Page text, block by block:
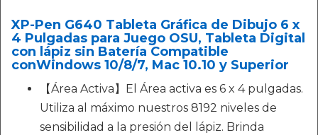
XP-Pen G640 Tableta Gráfica de Dibujo 6 x
4 Pulgadas para Juego OSU, Tableta Digital
con lápiz sin Batería Compatible
conWindows 10/8/7, Mac 10.10 y Superior
【Área Activa】El Área activa es 6 x 4 pulgadas.
Utiliza al máximo nuestros 8192 niveles de
sensibilidad a la presión del lápiz. Brinda